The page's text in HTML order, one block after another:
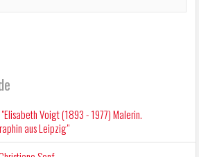
"Elisabeth Voigt (1893 - 1977) Malerin.
aus Leipzig"